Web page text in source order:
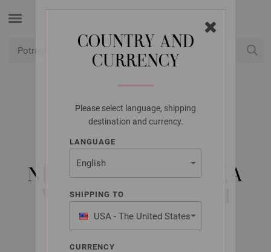
COUNTRY AND
CURRENCY
Please select language, shipping
destination and currency.
LANGUAGE
SHIPPING TO
USA - The United States
of America
CURRENCY
LANA GROSSA
KRUŽNA IGLA ZA
PLETENJE OD
NEHRĐAJUĆEG ČELIKA
VELIČINE 4,5/100CM